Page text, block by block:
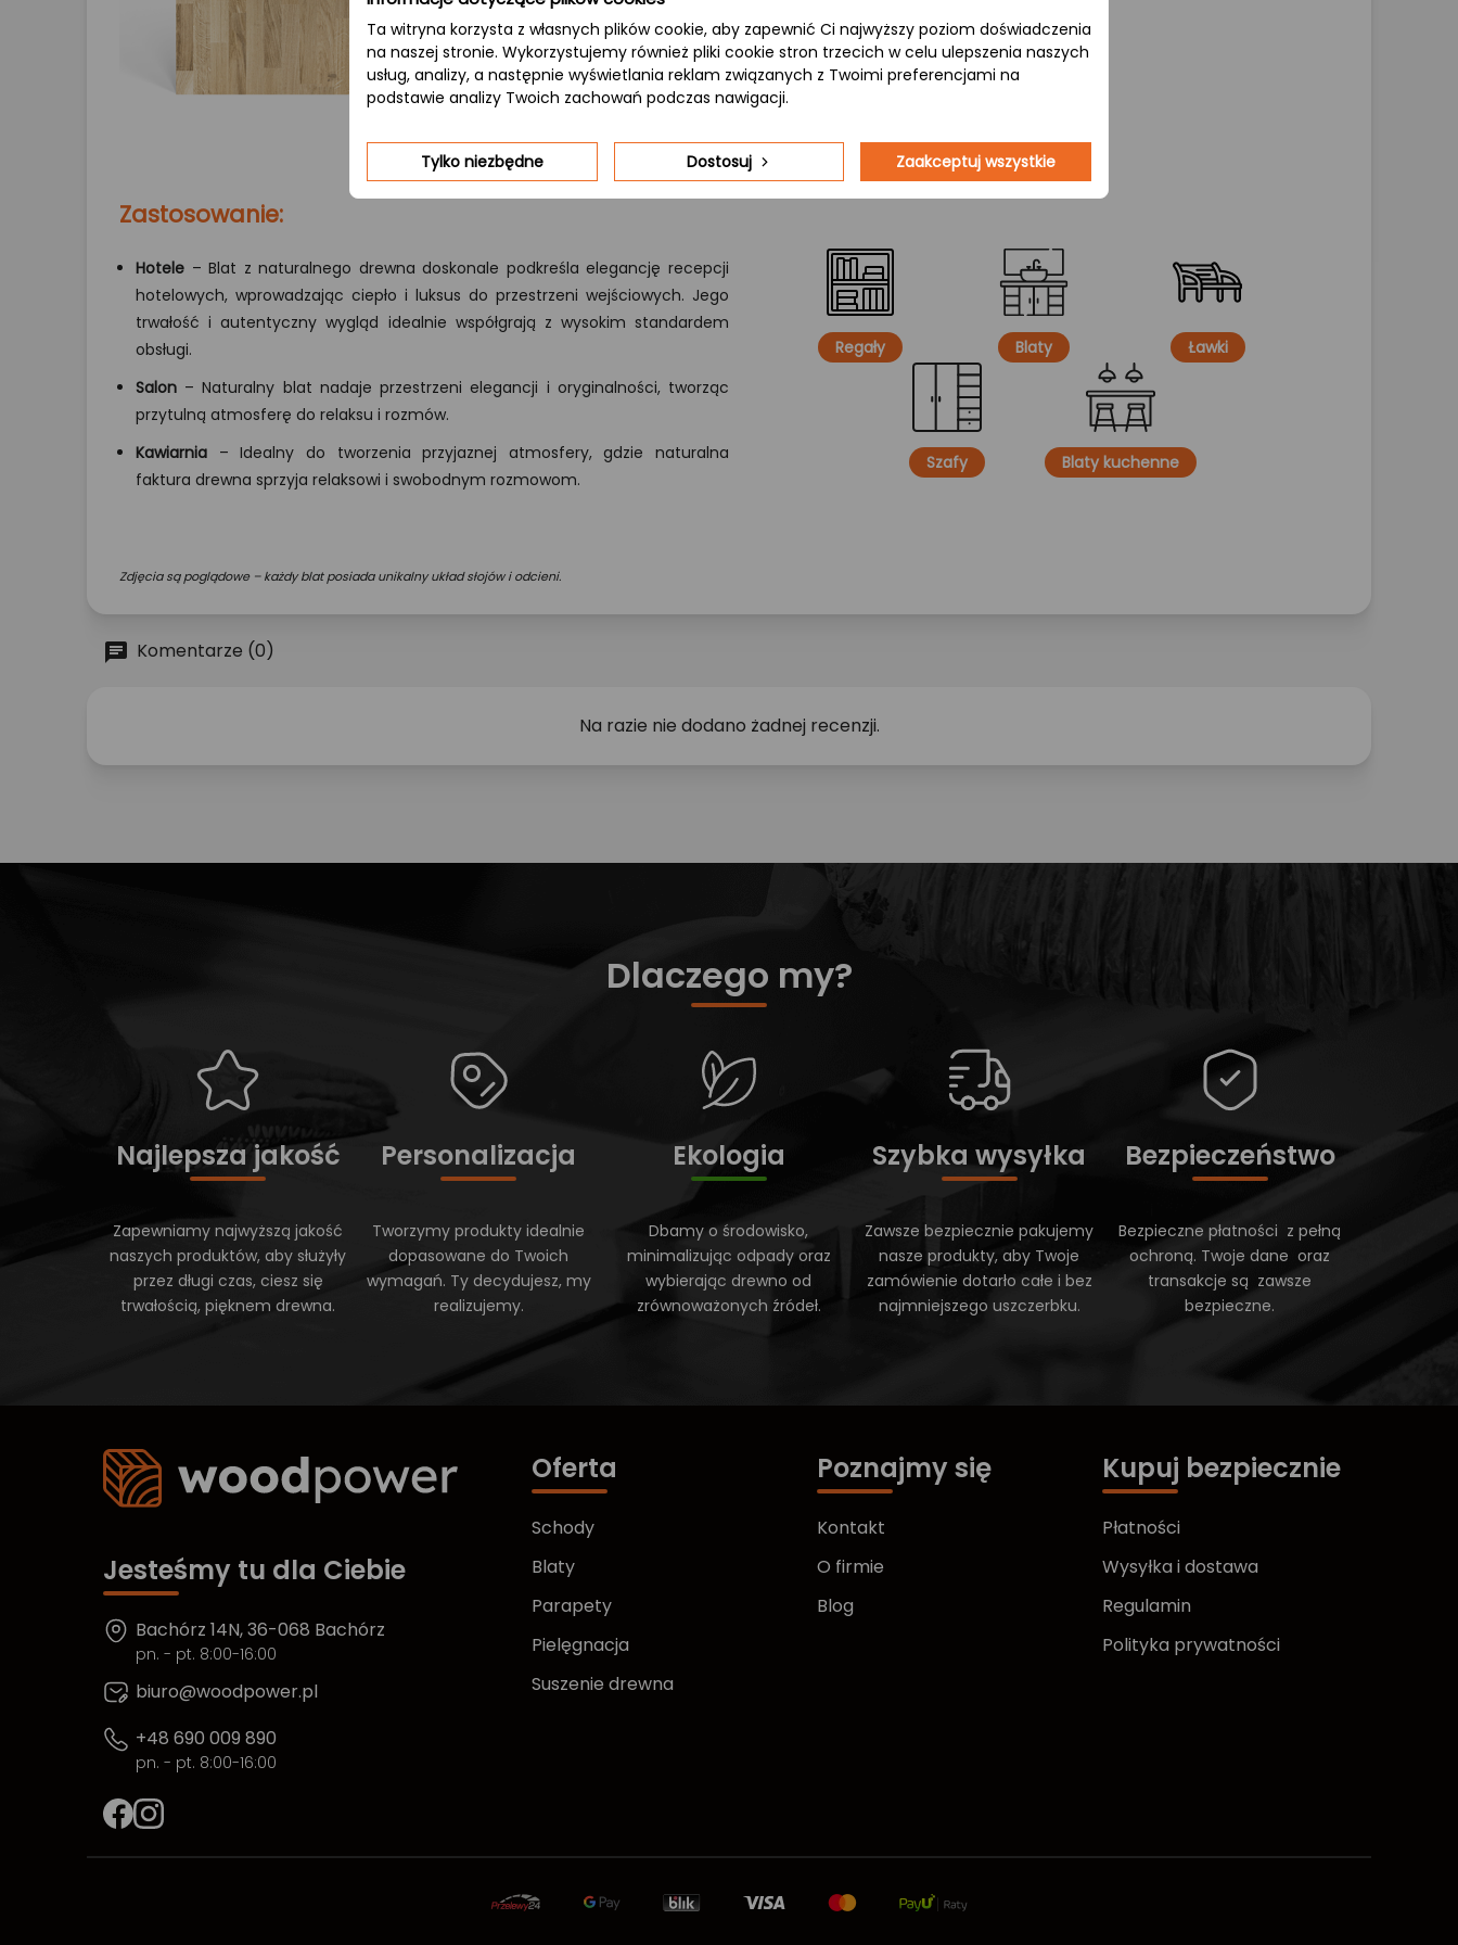
Zastosowanie:
Hotele – Blat z naturalnego drewna doskonale podkreśla elegancję recepcji
hotelowych, wprowadzając ciepło i luksus do przestrzeni wejściowych. Jego
trwałość i autentyczny wygląd idealnie współgrają z wysokim standardem
obsługi.
Salon – Naturalny blat nadaje przestrzeni elegancji i oryginalności, tworząc
przytulną atmosferę do relaksu i rozmów.
Kawiarnia – Idealny do tworzenia przyjaznej atmosfery, gdzie naturalna
faktura drewna sprzyja relaksowi i swobodnym rozmowom.
Regały Blaty Ławki
Szafy Blaty kuchenne
Zdjęcia są poglądowe – każdy blat posiada unikalny układ słojów i odcieni.
Komentarze (0)
Na razie nie dodano żadnej recenzji.
Dlaczego my?
Najlepsza jakość
Zapewniamy najwyższą jakość
naszych produktów, aby służyły
przez długi czas, ciesz się
trwałością, pięknem drewna.
Personalizacja
Tworzymy produkty idealnie
dopasowane do Twoich
wymagań. Ty decydujesz, my
realizujemy.
Ekologia
Dbamy o środowisko,
minimalizując odpady oraz
wybierając drewno od
zrównoważonych źródeł.
Szybka wysyłka
Zawsze bezpiecznie pakujemy
nasze produkty, aby Twoje
zamówienie dotarło całe i bez
najmniejszego uszczerbku.
Bezpieczeństwo
Bezpieczne płatności z pełną
ochroną. Twoje dane oraz
transakcje są zawsze
bezpieczne.
Jesteśmy tu dla Ciebie
Bachórz 14N, 36-068 Bachórz
pn. - pt. 8:00-16:00
biuro@woodpower.pl
+48 690 009 890
pn. - pt. 8:00-16:00
Oferta
Schody
Blaty
Parapety
Pielęgnacja
Suszenie drewna
Poznajmy się
Kontakt
O firmie
Blog
Kupuj bezpiecznie
Płatności
Wysyłka i dostawa
Regulamin
Polityka prywatności
Ta witryna korzysta z własnych plików cookie, aby zapewnić Ci najwyższy poziom doświadczenia
na naszej stronie. Wykorzystujemy również pliki cookie stron trzecich w celu ulepszenia naszych
usług, analizy, a następnie wyświetlania reklam związanych z Twoimi preferencjami na
podstawie analizy Twoich zachowań podczas nawigacji.
Tylko niezbędne Dostosuj Zaakceptuj wszystkie